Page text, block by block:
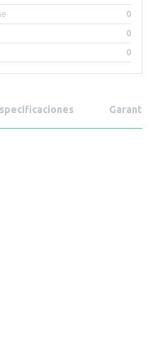
0
0
0
Garantía